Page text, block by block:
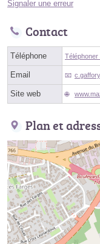
Signaler une erreur
Contact
Téléphone Téléphoner
Email
Site web
Plan et